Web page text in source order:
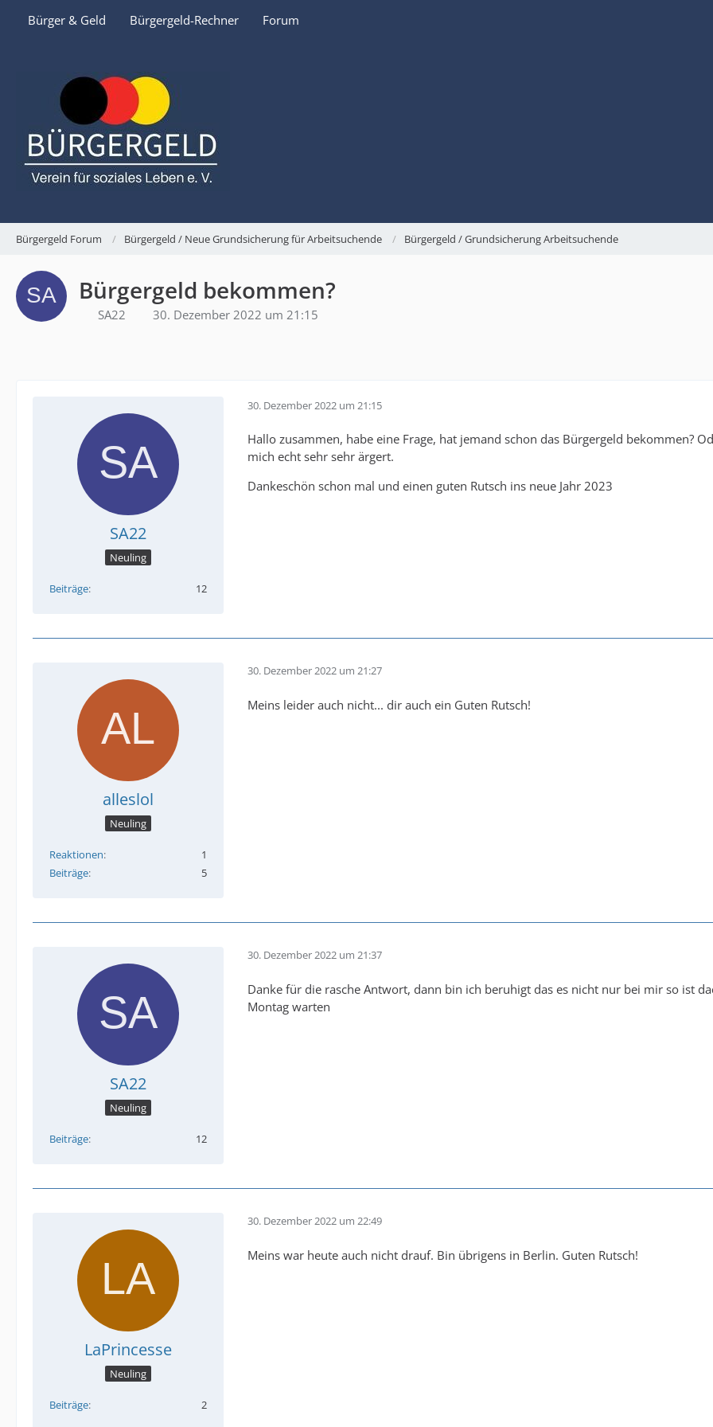
Bürger & Geld Bürgergeld-Rechner Forum
Bürgergeld Forum Bürgergeld / Neue Grundsicherung für Arbeitsuchende Bürgergeld / Grundsicherung Arbeitsuchende
Bürgergeld bekommen?
SA22 30. Dezember 2022 um 21:15
SA22
Neuling
Beiträge 12
30. Dezember 2022 um 21:15
Hallo zusammen, habe eine Frage, hat jemand schon das Bürgergeld bekommen?
mich echt sehr sehr ärgert.
Dankeschön schon mal und einen guten Rutsch ins neue Jahr 2023
alleslol
Neuling
Reaktionen
1
Beiträge
5
30. Dezember 2022 um 21:27
Meins leider auch nicht... dir auch ein Guten Rutsch!
SA22
Neuling
Beiträge 12
30. Dezember 2022 um 21:37
Danke für die rasche Antwort, dann bin ich beruhigt das es nicht nur bei mir so ist
Montag warten
LaPrincesse
Neuling
Beiträge 2
30. Dezember 2022 um 22:49
Meins war heute auch nicht drauf. Bin übrigens in Berlin. Guten Rutsch!